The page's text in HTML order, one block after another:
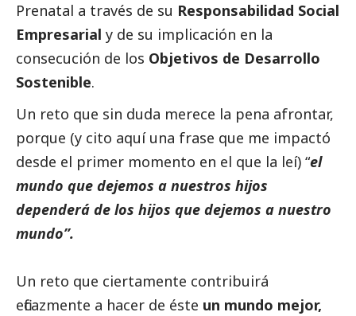
Prenatal a través de su Responsabilidad Social
Empresarial y de su implicación en la
consecución de los Objetivos de Desarrollo
Sostenible.
Un reto que sin duda merece la pena afrontar,
porque (y cito aquí una frase que me impactó
desde el primer momento en el que la leí) “el
mundo que dejemos a nuestros hijos
dependerá de los hijos que dejemos a nuestro
mundo”.
Un reto que ciertamente contribuirá
eficazmente a hacer de éste un mundo mejor,